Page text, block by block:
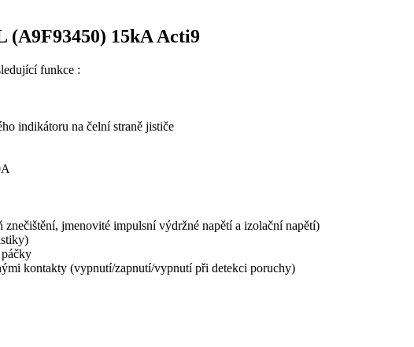
(A9F93450) 15kA Acti9
funkce :
indikátoru na čelní straně jističe
jmenovité impulsní výdržné napětí a izolační napětí)
kontakty (vypnutí/zapnutí/vypnutí při detekci poruchy)